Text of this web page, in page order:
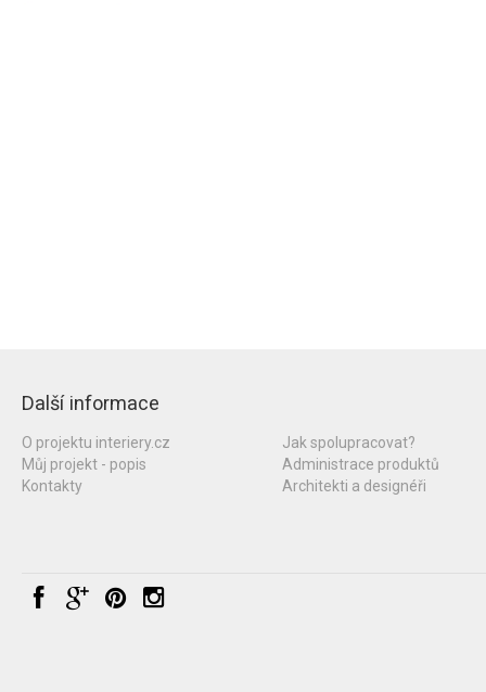
Další informace
O projektu interiery.cz
Můj projekt - popis
Kontakty
Jak spolupracovat?
Administrace produktů
Architekti a designéři